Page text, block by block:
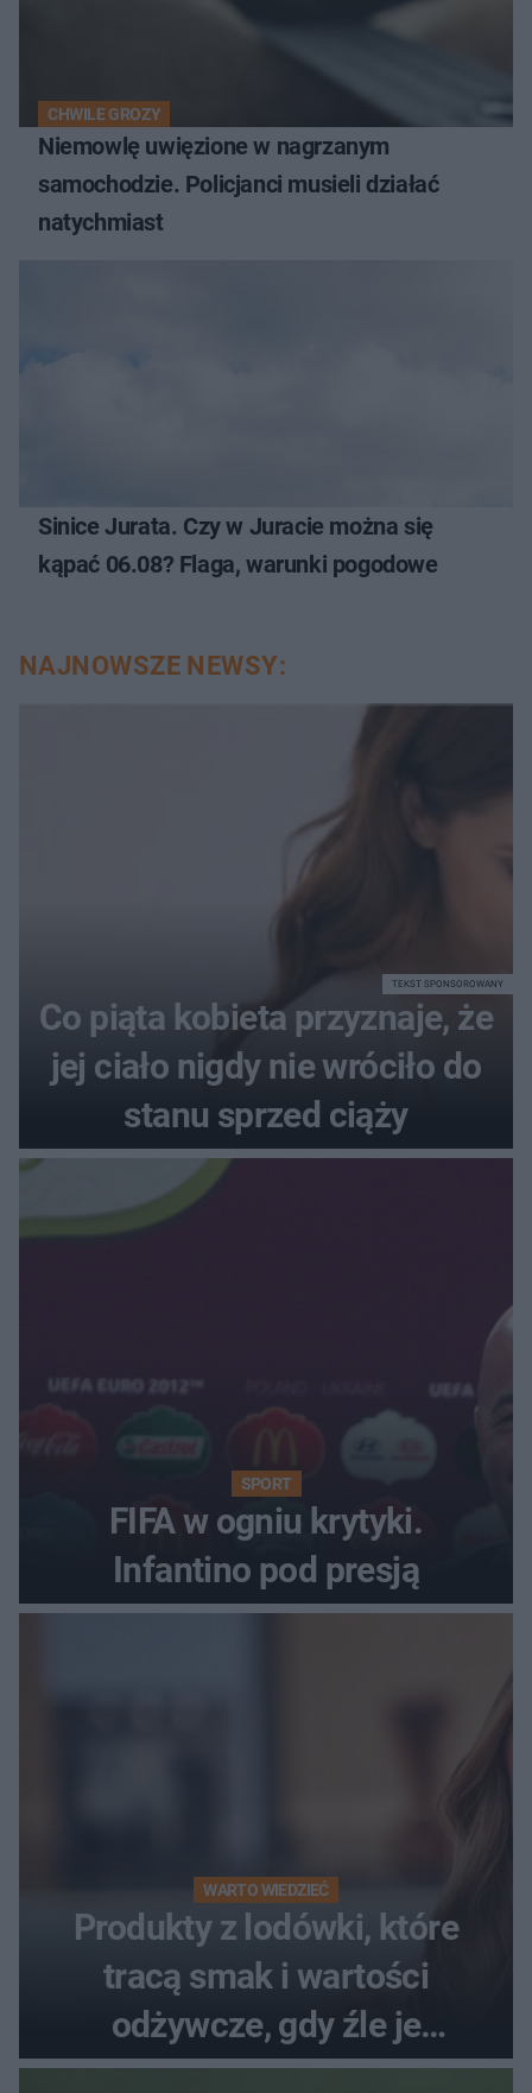
CHWILE GROZY
Niemowlę uwięzione w nagrzanym
samochodzie. Policjanci musieli działać
natychmiast
Sinice Jurata. Czy w Juracie można się
kąpać 06.08? Flaga, warunki pogodowe
NAJNOWSZE NEWSY:
Co piąta kobieta przyznaje, że
jej ciało nigdy nie wróciło do
stanu sprzed ciąży
TEKST SPONSOROWANY
SPORT
FIFA w ogniu krytyki.
Infantino pod presją
WARTO WIEDZIEĆ
Produkty z lodówki, które
tracą smak i wartości
odżywcze, gdy źle je
przechowujesz. Uczestniczka